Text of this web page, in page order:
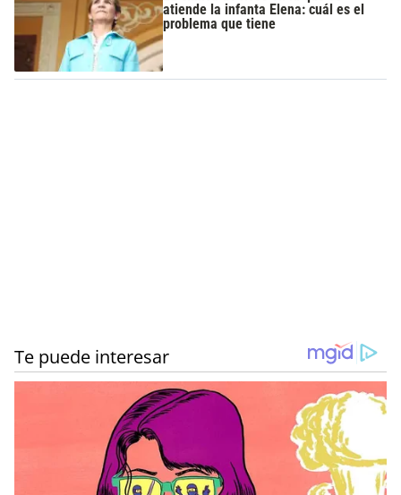
atiende la infanta Elena: cuál es el
problema que tiene